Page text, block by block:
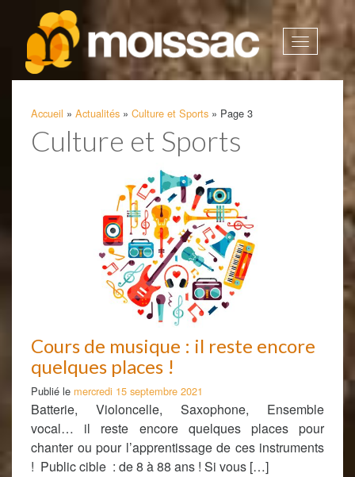
Afficher
Accueil » Actualités » Culture et Sports » Page 3
Culture et Sports
Cours de musique : il reste encore
quelques places !
Publié le mercredi 15 septembre 2021
Batterie, Violoncelle, Saxophone, Ensemble
vocal… il reste encore quelques places pour
chanter ou pour l’apprentissage de ces instruments
! Public cible : de 8 à 88 ans ! Si vous […]